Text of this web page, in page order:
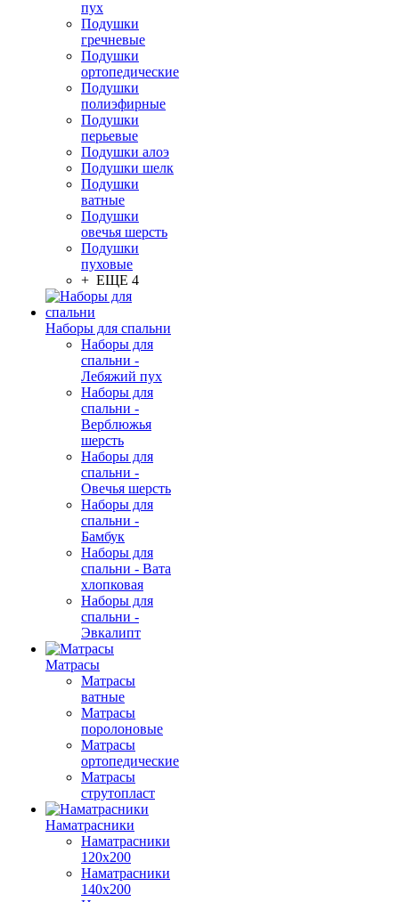
пух
Подушки
гречневые
Подушки
ортопедические
Подушки
полиэфирные
Подушки
перьевые
Подушки алоэ
Подушки шелк
Подушки
ватные
Подушки
овечья шерсть
Подушки
пуховые
+ ЕЩЕ 4
Наборы для спальни
Наборы для
спальни -
Лебяжий пух
Наборы для
спальни -
Верблюжья
шерсть
Наборы для
спальни -
Овечья шерсть
Наборы для
спальни -
Бамбук
Наборы для
спальни - Вата
хлопковая
Наборы для
спальни -
Эвкалипт
Матрасы
Матрасы
ватные
Матрасы
поролоновые
Матрасы
ортопедические
Матрасы
струтопласт
Наматрасники
Наматрасники
120х200
Наматрасники
140х200